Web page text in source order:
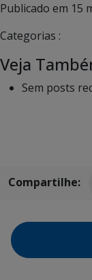
Publicado em 15
Categorias :
Veja
Sem posts
Compartilhe: